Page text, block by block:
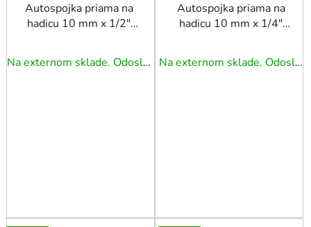
Autospojka priama na
hadicu 10 mm x 1/2"
Na externom sklade. Odoslanie 3 - 5 prac. dní.
Autospojka priama na
hadicu 10 mm x 1/4"
Na externom sklade. Odoslanie 3 - 5 prac. dní.